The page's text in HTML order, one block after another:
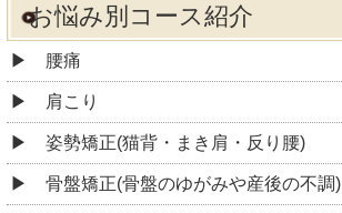
お悩み別コース紹介
腰痛
肩こり
姿勢矯正(猫背・まき肩・反り腰)
骨盤矯正(骨盤のゆがみや産後の不調)